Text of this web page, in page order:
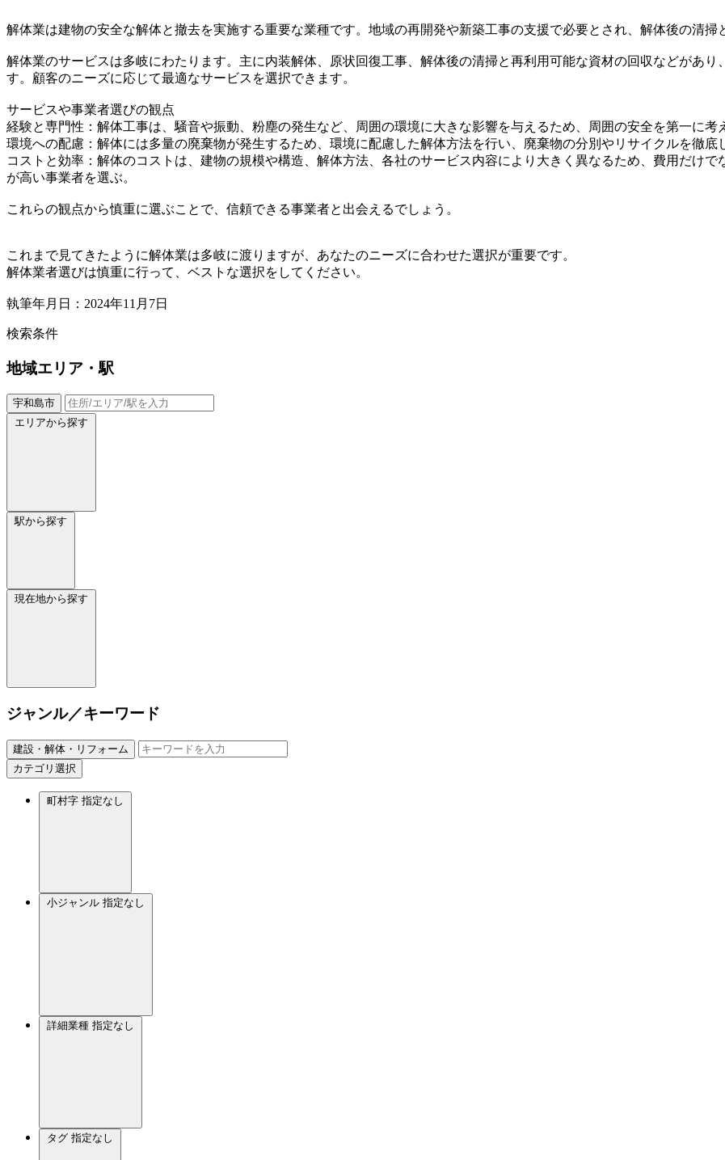
解体業は建物の安全な解体と撤去を実施する重要な業種です。地域の再開発や新築工事の支援で必要とされ、解体後の清掃
解体業のサービスは多岐にわたります。主に内装解体、原状回復工事、解体後の清掃と再利用可能な資材の回収などがあ
す。顧客のニーズに応じて最適なサービスを選択できます。
サービスや事業者選びの観点
経験と専門性：解体工事は、騒音や振動、粉塵の発生など、周囲の環境に大きな影響を与えるため、周囲の安全を第一に考
環境への配慮：解体には多量の廃棄物が発生するため、環境に配慮した解体方法を行い、廃棄物の分別やリサイクルを徹底
コストと効率：解体のコストは、建物の規模や構造、解体方法、各社のサービス内容により大きく異なるため、費用だけ
が高い事業者を選ぶ。
これらの観点から慎重に選ぶことで、信頼できる事業者と出会えるでしょう。
これまで見てきたように解体業は多岐に渡りますが、あなたのニーズに合わせた選択が重要です。
解体業者選びは慎重に行って、ベストな選択をしてください。
執筆年月日：2024年11月7日
検索条件
地域エリア・駅
宇和島市
エリアから探す
駅から探す
現在地から探す
ジャンル／キーワード
建設・解体・リフォーム
カテゴリ選択
町村字 指定なし
小ジャンル 指定なし
詳細業種 指定なし
タグ 指定なし